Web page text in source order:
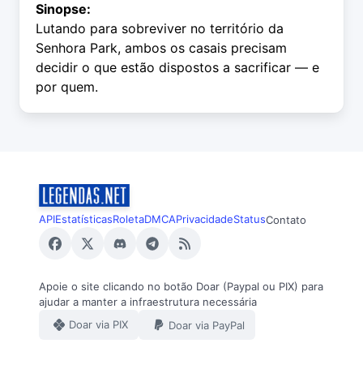
Sinopse:
Lutando para sobreviver no território da
Senhora Park, ambos os casais precisam
decidir o que estão dispostos a sacrificar — e
por quem.
APIEstatísticasRoletaDMCAPrivacidadeStatusContato
Apoie o site clicando no botão Doar (Paypal ou PIX) para
ajudar a manter a infraestrutura necessária
Doar via PIX
Doar via PayPal